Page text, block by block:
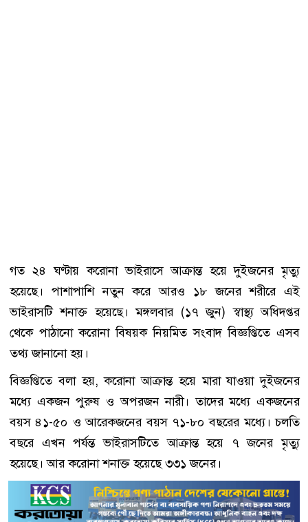
গত ২৪ ঘণ্টায় করোনা ভাইরাসে আক্রান্ত হয়ে দুইজনের মৃত্যু
হয়েছে। পাশাপাশি নতুন করে আরও ১৮ জনের শরীরে এই
ভাইরাসটি শনাক্ত হয়েছে। মঙ্গলবার (১৭ জুন) স্বাস্থ্য অধিদপ্তর
থেকে পাঠানো করোনা বিষয়ক নিয়মিত সংবাদ বিজ্ঞপ্তিতে এসব
তথ্য জানানো হয়।
বিজ্ঞপ্তিতে বলা হয়, করোনা আক্রান্ত হয়ে মারা যাওয়া দুইজনের
মধ্যে একজন পুরুষ ও অপরজন নারী। তাদের মধ্যে একজনের
বয়স ৪১-৫০ ও আরেকজনের বয়স ৭১-৮০ বছরের মধ্যে। চলতি
বছরে এখন পর্যন্ত ভাইরাসটিতে আক্রান্ত হয়ে ৭ জনের মৃত্যু
হয়েছে। আর করোনা শনাক্ত হয়েছে ৩৩১ জনের।